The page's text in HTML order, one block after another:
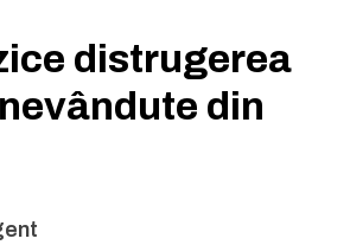
distrugerea
din